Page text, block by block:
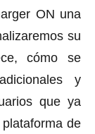
ON una
su
cómo se
y
que ya
de